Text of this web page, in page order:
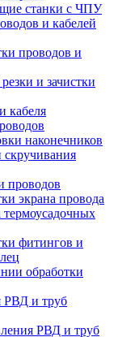
станки с ЧПУ
и кабелей
проводов и
и зачистки
кабеля
наконечников
проводов
экрана провода
термоусадочных
фитингов и
обработки
РВД и труб
РВД и труб